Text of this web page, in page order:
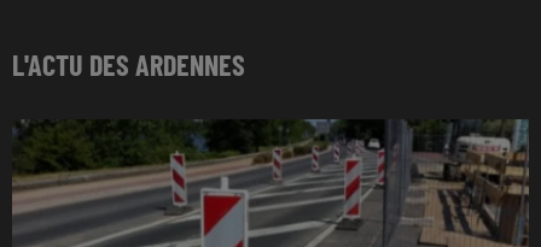
L'ACTU DES ARDENNES